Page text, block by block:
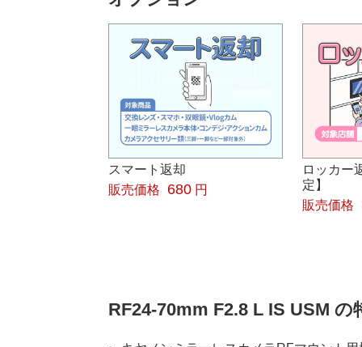
スマート返却
販売価格
680 円
ロッカー
定】
販売価格
RF24-70mm F2.8 L IS USM の